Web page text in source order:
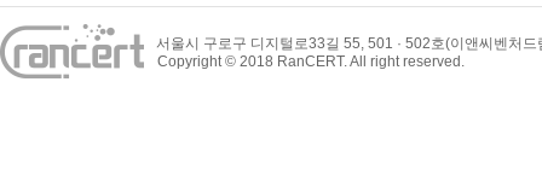
서울시 구로구 디지털로33길 55, 501 · 502호(이앤씨벤처드
Copyright © 2018 RanCERT. All right reserved.